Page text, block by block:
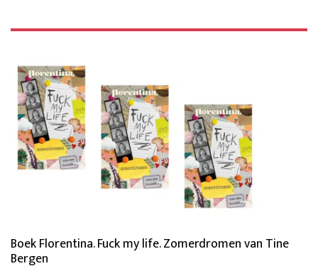
Boek Florentina. Fuck my life. Zomerdromen van Tine
Bergen